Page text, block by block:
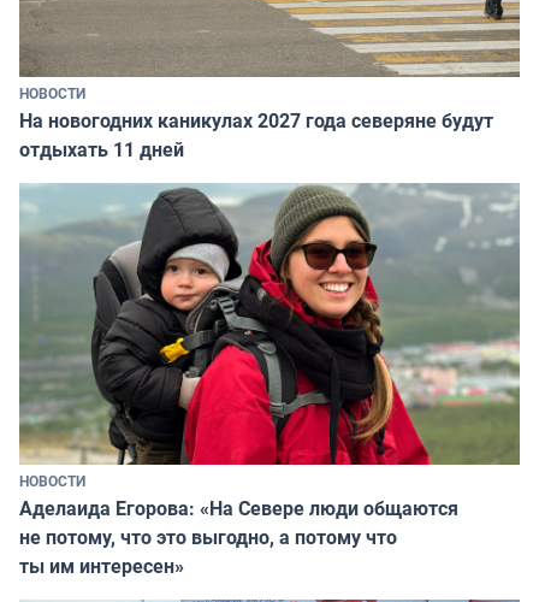
НОВОСТИ
На новогодних каникулах 2027 года северяне будут
отдыхать 11 дней
НОВОСТИ
Аделаида Егорова: «На Севере люди общаются
не потому, что это выгодно, а потому что
ты им интересен»